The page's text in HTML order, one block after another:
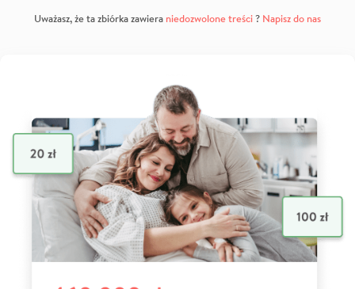
Uważasz, że ta zbiórka zawiera niedozwolone treści? Napisz do nas